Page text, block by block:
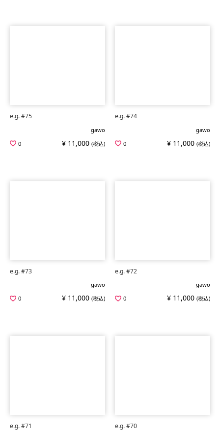
e.g. #75
gawo
0
¥ 11,000 (税込)
e.g. #74
gawo
0
¥ 11,000 (税込)
e.g. #73
gawo
0
¥ 11,000 (税込)
e.g. #72
gawo
0
¥ 11,000 (税込)
e.g. #71 e.g. #70